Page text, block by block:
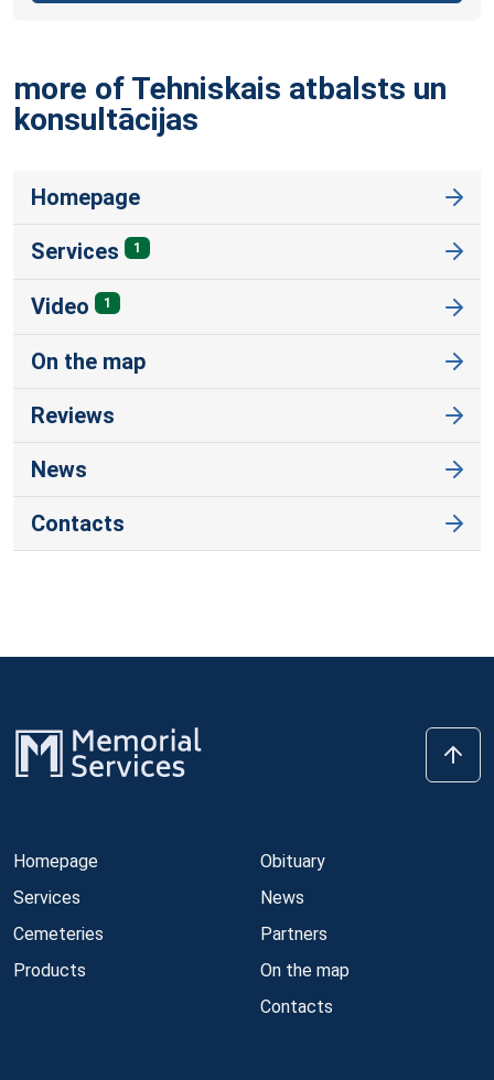
more of Tehniskais atbalsts un
konsultācijas
Homepage
Services 1
Video 1
On the map
Reviews
News
Contacts
Homepage
Services
Cemeteries
Products
Obituary
News
Partners
On the map
Contacts